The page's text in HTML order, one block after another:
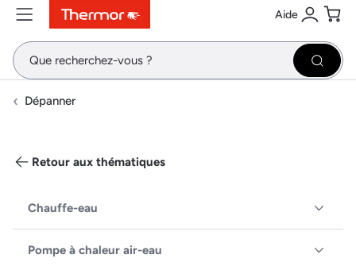
ContenuMenuRecherche Aide
Se
Dépanner
Retour aux thématiques
Chauffe-eau
Pompe à chaleur air-eau